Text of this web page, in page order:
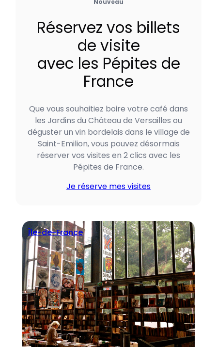
Nouveau
Réservez vos billets
de visite
avec les Pépites de
France
Que vous souhaitiez boire votre café dans
les Jardins du Château de Versailles ou
déguster un vin bordelais dans le village de
Saint-Emilion, vous pouvez désormais
réserver vos visites en 2 clics avec les
Pépites de France.
Je réserve mes visites
Île-de-France